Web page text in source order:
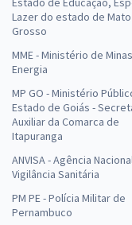
Lazer do estado de Mato
Grosso
MME - Ministério de
Energia
MP GO - Ministério
Estado de Goiás -
Auxiliar da Comarca de
Itapuranga
ANVISA - Agência
Vigilância Sanitária
PM PE - Polícia Militar de
Pernambuco